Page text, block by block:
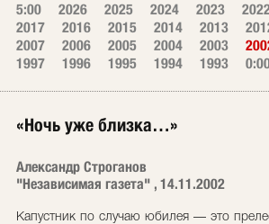
5:00 2026 2025 2024 2023
2017
2016 2015 2014 2013
2007
2006 2005 2004 2003
1997
1996 1995 1994 1993
«Ночь уже близка…»
Александр Строганов
"Независимая газета" , 14.11.2002
Капустник по случаю юбилея — это